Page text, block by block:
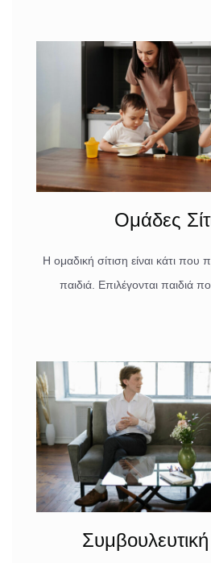
Ομάδες
Η ομαδική σίτιση είναι κάτι που
παιδιά. Επιλέγονται παιδιά